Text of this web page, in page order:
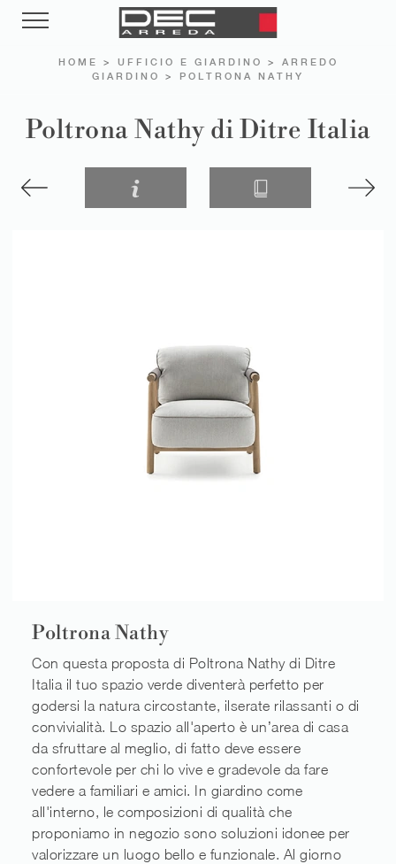
HOME > UFFICIO E GIARDINO > ARREDO
GIARDINO
> POLTRONA NATHY
Poltrona Nathy di Ditre Italia
Poltrona Nathy
Con questa proposta di Poltrona Nathy di Ditre
Italia il tuo spazio verde diventerà perfetto per
godersi la natura circostante, ilserate rilassanti o di
convivialità. Lo spazio all'aperto è un’area di casa
da sfruttare al meglio, di fatto deve essere
confortevole per chi lo vive e gradevole da fare
vedere a familiari e amici. In giardino come
all'interno, le composizioni di qualità che
proponiamo in negozio sono soluzioni idonee per
valorizzare un luogo bello e funzionale. Al giorno